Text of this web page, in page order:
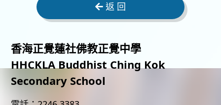
返 回
香海正覺蓮社佛教正覺中學
HHCKLA Buddhist Ching Kok
Secondary School